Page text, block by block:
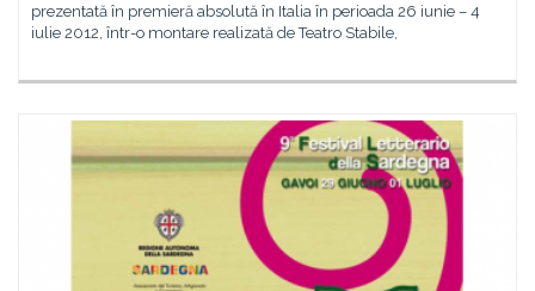
prezentată în premieră absolută în Italia în perioada 26 iunie – 4
iulie 2012, într-o montare realizată de Teatro Stabile,